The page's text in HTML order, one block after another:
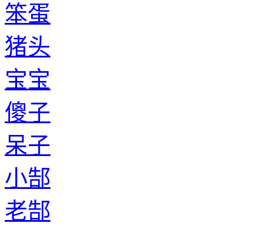
笨蛋
猪头
宝宝
傻子
呆子
小郜
老郜